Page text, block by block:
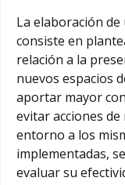
La elaboración de
consiste en
relación a la
nuevos espacios
aportar mayor
evitar acciones
entorno a los
implementadas,
evaluar su